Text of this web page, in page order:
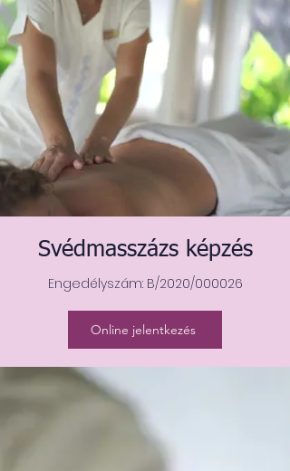
Svédmasszázs képzés
Engedélyszám: B/2020/000026
Online jelentkezés